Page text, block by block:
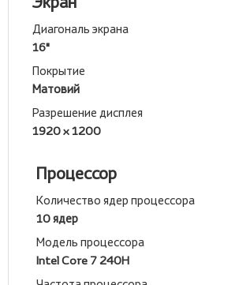
Диагональ экрана
16"
Покрытие
Матовий
Разрешение дисплея
1920 x 1200
Процессор
Количество ядер процессора
10 ядер
Модель процессора
Intel Core 7 240H